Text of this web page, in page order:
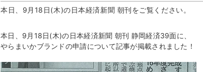
本日、9月18日(木)の日本経済新聞 朝刊をご覧ください。
本日、9月18日(木)の日本経済新聞 朝刊 静岡経済39面に、
やらまいかブランドの申請について記事が掲載されました！